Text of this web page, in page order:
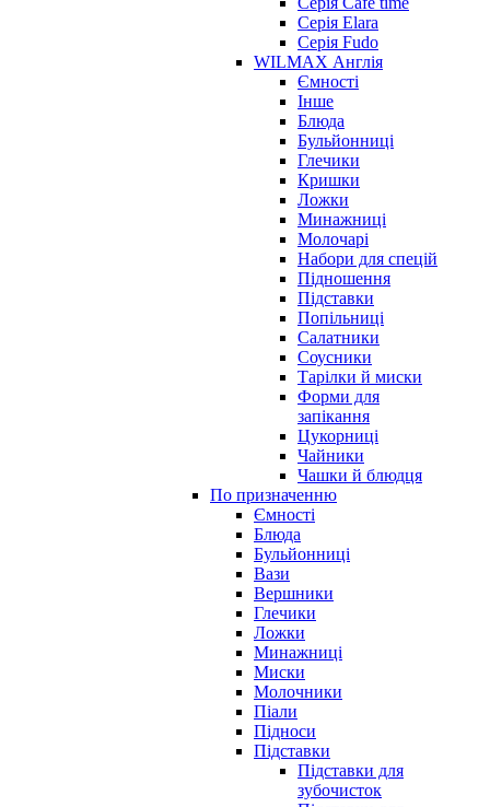
Серія Elara
Серія Fudo
WILMAX Англія
Ємності
Інше
Блюда
Бульйонниці
Глечики
Кришки
Ложки
Минажниці
Молочарі
Набори для спецій
Підношення
Підставки
Попільниці
Салатники
Соусники
Тарілки й миски
Форми для
запікання
Цукорниці
Чайники
Чашки й блюдця
По призначенню
Ємності
Блюда
Бульйонниці
Вази
Вершники
Глечики
Ложки
Минажниці
Миски
Молочники
Піали
Підноси
Підставки
Підставки для
зубочисток